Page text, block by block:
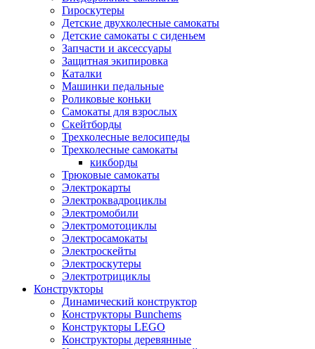
Гироскутеры
Детские двухколесные самокаты
Детские самокаты с сиденьем
Запчасти и аксессуары
Защитная экипировка
Каталки
Машинки педальные
Роликовые коньки
Самокаты для взрослых
Скейтборды
Трехколесные велосипеды
Трехколесные самокаты
кикборды
Трюковые самокаты
Электрокарты
Электроквадроциклы
Электромобили
Электромотоциклы
Электросамокаты
Электроскейты
Электроскутеры
Электротрициклы
Конструкторы
Динамический конструктор
Конструкторы Bunchems
Конструкторы LEGO
Конструкторы деревянные